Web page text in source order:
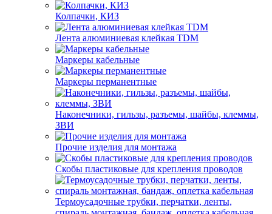
Колпачки, КИЗ
Лента алюминиевая клейкая TDM
Маркеры кабельные
Маркеры перманентные
Наконечники, гильзы, разъемы, шайбы, клеммы,
ЗВИ
Прочие изделия для монтажа
Скобы пластиковые для крепления проводов
Термоусадочные трубки, перчатки, ленты,